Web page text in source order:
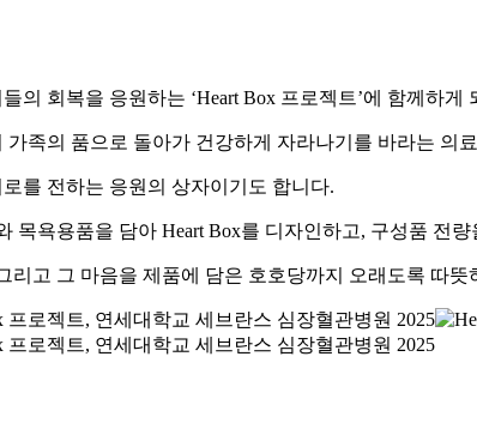
회복을 응원하는 ‘Heart Box 프로젝트’에 함께하게
족의 품으로 돌아가 건강하게 자라나기를 바라는
를 전하는 응원의 상자이기도 합니다.
목욕용품을 담아 Heart Box를 디자인하고, 구성품 전
고 그 마음을 제품에 담은 호호당까지 오래도록 따뜻